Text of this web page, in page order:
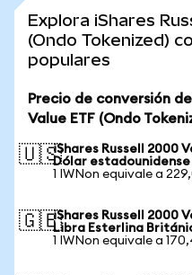
Explora iShares
(Ondo Tokenized)
populares
Precio de conversión
Value ETF (Ondo
🇺🇸iShares Russell 2000
Dólar estadounidense
1 IWNon equivale a
🇬🇧iShares Russell 2000
Libra Esterlina
1 IWNon equivale a